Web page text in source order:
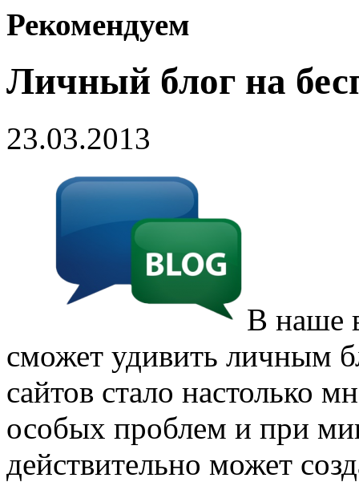
Рекомендуем
Личный блог на
23.03.2013
В наше
сможет удивить личным
сайтов стало настолько
особых проблем и при
действительно может